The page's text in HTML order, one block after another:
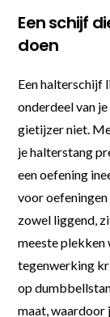
Een schijf
doen
Een halterschijf
onderdeel van
gietijzer niet.
je halterstang
een oefening
voor oefeningen
zowel liggend,
meeste plekken
tegenwerking
op
maat, waardoor